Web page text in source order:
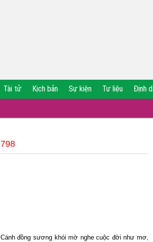
Tài tử Kịch bản Sự kiện Tư liệu Định
đồng sương khói mờ nghe cuộc đời như mơ,